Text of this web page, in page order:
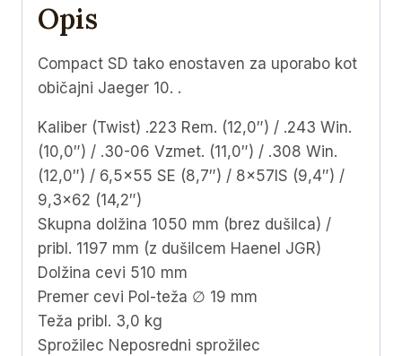
Opis
Compact SD tako enostaven za uporabo kot
običajni Jaeger 10. .
Kaliber (Twist) .223 Rem. (12,0″) / .243 Win.
(10,0″) / .30-06 Vzmet. (11,0″) / .308 Win.
(12,0″) / 6,5×55 SE (8,7″) / 8x57IS (9,4″) /
9,3×62 (14,2″)
Skupna dolžina 1050 mm (brez dušilca) /
pribl. 1197 mm (z dušilcem Haenel JGR)
Dolžina cevi 510 mm
Premer cevi Pol-teža ∅ 19 mm
Teža pribl. 3,0 kg
Sprožilec Neposredni sprožilec